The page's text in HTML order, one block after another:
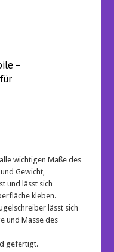
–
wichtigen Maße des
Gewicht,
und lässt sich
kleben.
lässt sich
und Masse des
gefertigt.